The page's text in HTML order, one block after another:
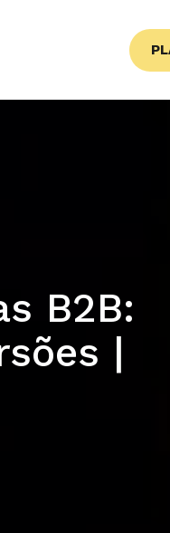
B2B:
|